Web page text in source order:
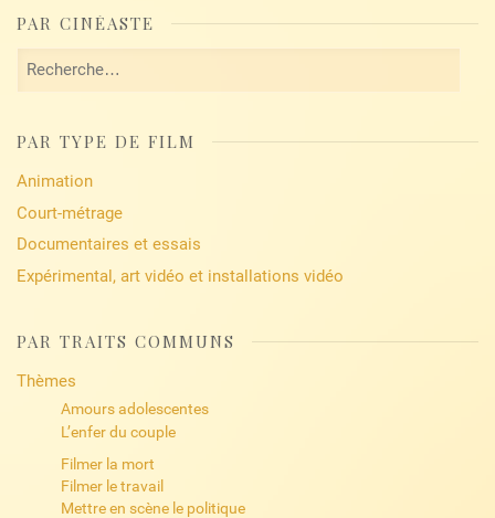
PAR CINÉASTE
Rechercher :
PAR TYPE DE FILM
Animation
Court-métrage
Documentaires et essais
Expérimental, art vidéo et installations vidéo
PAR TRAITS COMMUNS
Thèmes
Amours adolescentes
L’enfer du couple
Filmer la mort
Filmer le travail
Mettre en scène le politique